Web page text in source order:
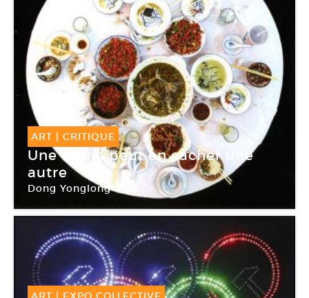
ART | CRITIQUE
Une Chine peut en cacher une
autre
Dong Yonglong